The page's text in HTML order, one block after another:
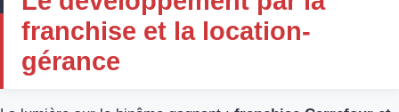
franchise et la location-
gérance